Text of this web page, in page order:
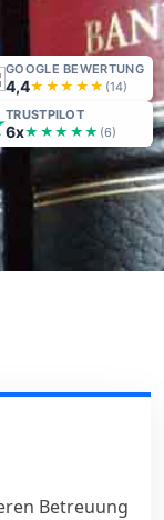
GOOGLE BEWERTUNG
4,4★★★★★ (14)
TRUSTPILOT
6x★★★★★ (6)
Betreuung